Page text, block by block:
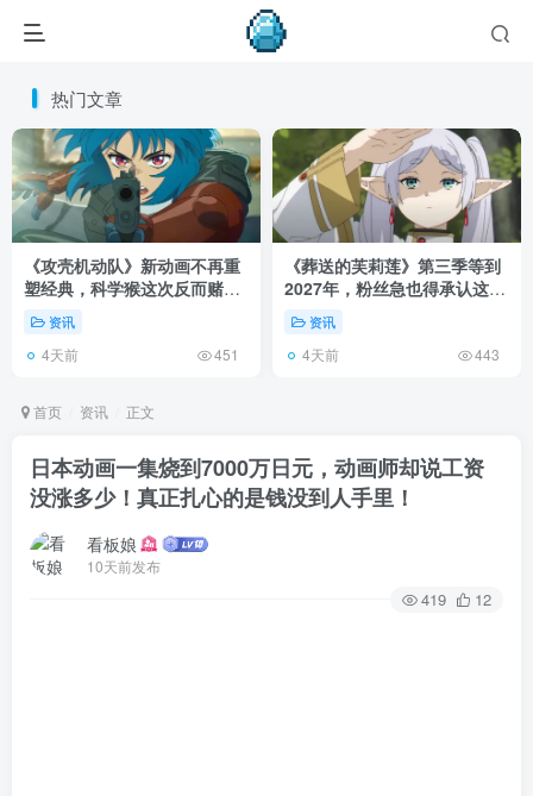
热门文章
《攻壳机动队》新动画不再重
塑经典，科学猴这次反而赌对
了！资讯
4天前 451
《葬送的芙莉莲》第三季等到
2027年，粉丝急也得承认这次
慢得有道理！
资讯
4天前 443
首页 资讯 正文
日本动画一集烧到7000万日元，动画师却说工资
没涨多少！真正扎心的是钱没到人手里！
看板娘
10天前发布
419 12